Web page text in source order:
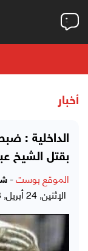
أخبار
بقتل الشيخ
الموقع بوست-
الإثنين, 24 أبريل, 2023 - 08:47 مساءً